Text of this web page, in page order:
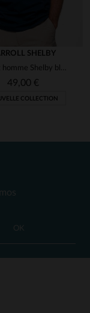
SHELBY
T-shirt homme Shelby bleu marine
49,00 €
COLLECTION
OK